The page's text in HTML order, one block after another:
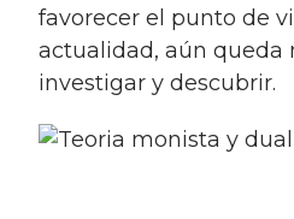
favorecer el punto de
actualidad, aún queda
investigar y descubrir.